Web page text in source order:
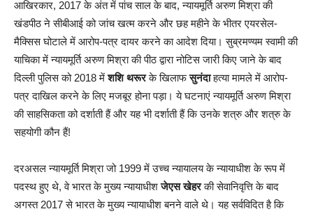
आखिरकार, 2017 के अंत में पांच साल के बाद, न्यायमूर्ति अरुण मिश्रा की
खंडपीठ ने सीबीआई को जांच खत्म करने और छह महीने के भीतर एयरसेल-
मैक्सिस घोटाले में आरोप-पत्र दायर करने का आदेश दिया। सुब्रमण्यम स्वामी की
याचिका में न्यायमूर्ति अरुण मिश्रा की पीठ द्वारा नोटिस जारी किए जाने के बाद
दिल्ली पुलिस को 2018 मेंशशि थरूरके खिलाफसुनंदाहत्या मामले में आरोप-
पत्र दाखिल करने के लिए मजबूर होना पड़ा। ये घटनाएं न्यायमूर्ति अरुण मिश्रा
की साहसिकता को दर्शाती हैं और यह भी दर्शाती हैं कि उनके शत्रु और शत्रु के
सहयोगी कौन हैं!
दरअसल न्यायमूर्ति मिश्रा जो 1999 में उच्च न्यायालय के न्यायाधीश के रूप में
पदस्थ हुए थे, वे भारत के मुख्य न्यायाधीशजेएस खेहरकी सेवानिवृत्ति के बाद
अगस्त 2017 से भारत के मुख्य न्यायाधीश बनने वाले थे। यह सर्वविदित है कि